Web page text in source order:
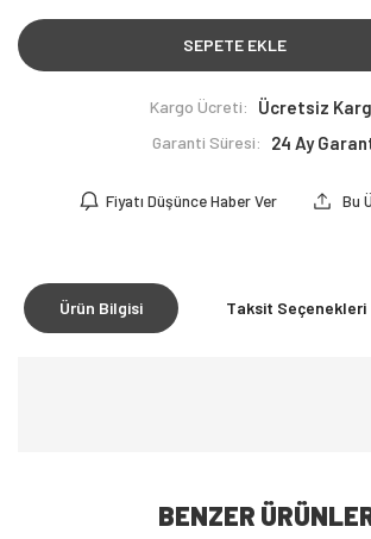
SEPETE EKLE
Kargo Ücreti: Ücretsiz
Garanti Süresi: 24 Ay
Fiyatı Düşünce Haber Ver Bu
Ürün Bilgisi Taksit Seçenekleri
BENZER